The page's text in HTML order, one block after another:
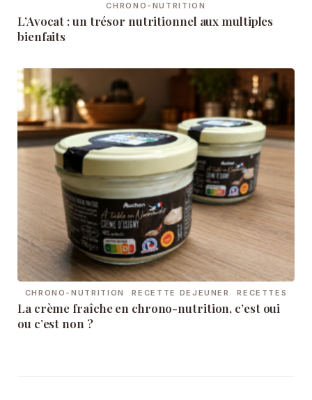
CHRONO-NUTRITION
L’Avocat : un trésor nutritionnel aux multiples
bienfaits
CHRONO-NUTRITION RECETTE DEJEUNER RECETTES
La crème fraîche en chrono-nutrition, c’est oui
ou c’est non ?